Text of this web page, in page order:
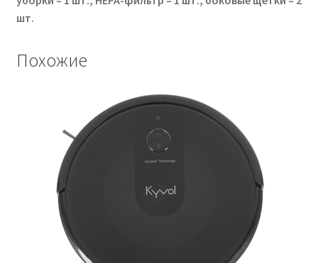
шт.
Похожие